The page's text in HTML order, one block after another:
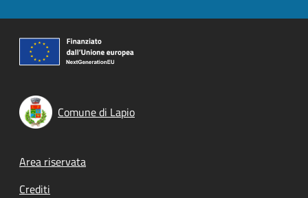
Comune di Lapio
Footer menu
Area riservata
Crediti